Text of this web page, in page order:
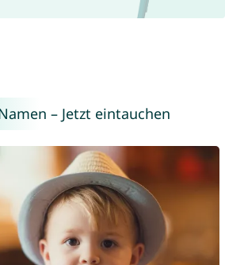
– Jetzt eintauchen